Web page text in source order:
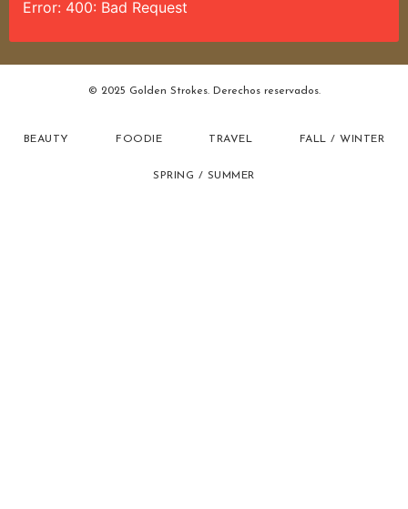
Error: 400: Bad Request
© 2025 Golden Strokes. Derechos reservados.
BEAUTY FOODIE TRAVEL FALL / WINTER
SPRING / SUMMER